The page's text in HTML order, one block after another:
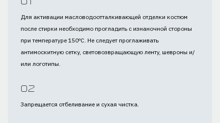
Для активации масловодоотталкивающей отделки костюм
после стирки необходимо прогладить с изнаночной стороны
при температуре 150⁰С. Не следует проглаживать
антимоскитную сетку, световозвращающую ленту, шевроны и/
или логотипы.
Запрещается отбеливание и сухая чистка.